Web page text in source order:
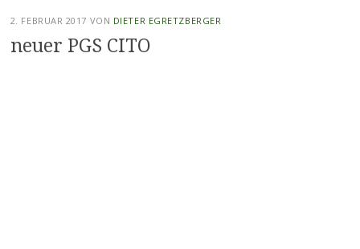
2. FEBRUAR 2017 VON DIETER EGRETZBERGER
neuer PGS CITO